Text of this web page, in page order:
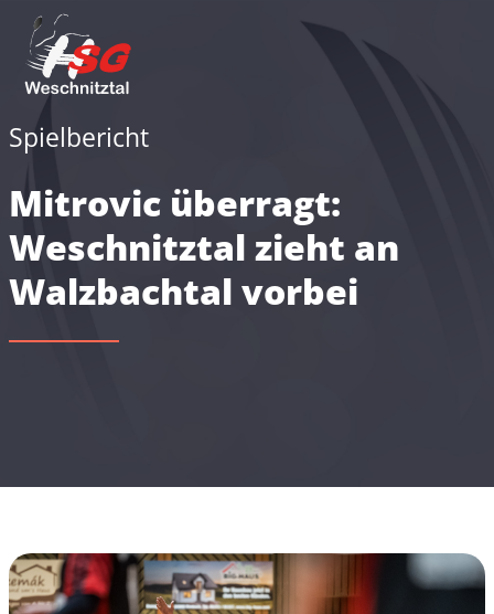
Spielbericht
Mitrovic überragt:
Weschnitztal zieht an
Walzbachtal vorbei